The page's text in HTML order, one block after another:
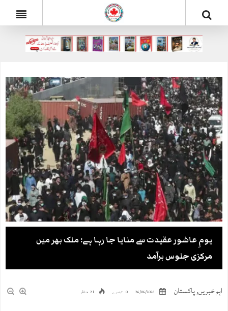
یومِ عاشور عقیدت سے منایا جا رہا ہے: ملک بھر میں
مرکزی جلوس برآمد
اہم خبریں,پاکستان 26/06/2026 0 تبصرے 21 مناظر